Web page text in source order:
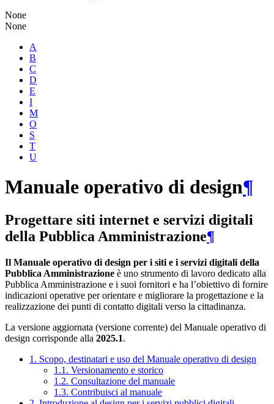
None
None
A
B
C
D
E
I
M
O
S
T
U
Manuale operativo di design¶
Progettare siti internet e servizi digitali
della Pubblica Amministrazione¶
Il Manuale operativo di design per i siti e i servizi digitali della
Pubblica Amministrazione è uno strumento di lavoro dedicato alla
Pubblica Amministrazione e i suoi fornitori e ha l’obiettivo di fornire
indicazioni operative per orientare e migliorare la progettazione e la
realizzazione dei punti di contatto digitali verso la cittadinanza.
La versione aggiornata (versione corrente) del Manuale operativo di
design corrisponde alla 2025.1.
1. Scopo, destinatari e uso del Manuale operativo di design
1.1. Versionamento e storico
1.2. Consultazione del manuale
1.3. Contribuisci al manuale